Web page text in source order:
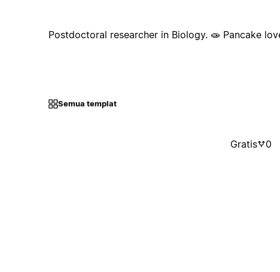
Postdoctoral researcher in Biology. 🧫 Pancake
Semua templat
Gratis 0